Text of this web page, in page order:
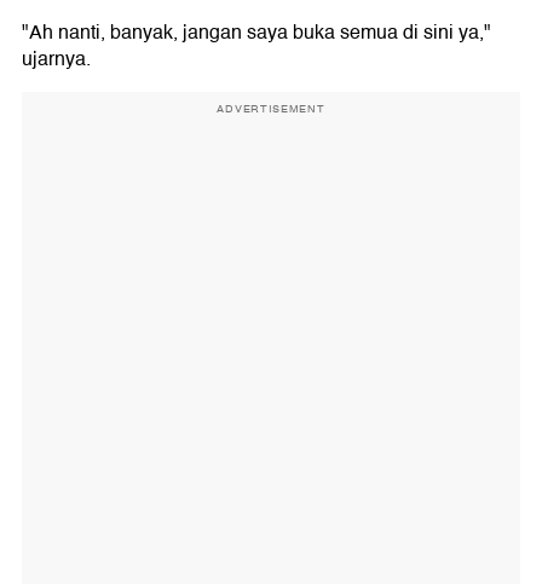
"Ah nanti, banyak, jangan saya buka semua di sini ya,"
ujarnya.
ADVERTISEMENT